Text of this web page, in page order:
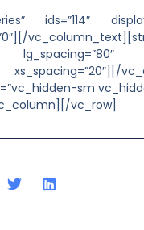
ids=”114″
xs_spacing=”20″][/
sm
vc_row]